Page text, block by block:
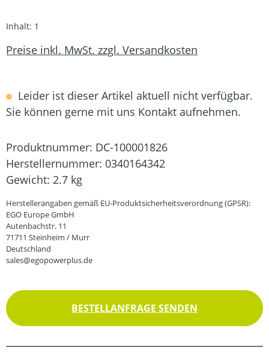
Inhalt: 1
Preise inkl. MwSt. zzgl. Versandkosten
Leider ist dieser Artikel aktuell nicht verfügbar.
Sie können gerne mit uns Kontakt aufnehmen.
Produktnummer: DC-100001826
Herstellernummer: 0340164342
Gewicht: 2.7 kg
Herstellerangaben gemäß EU-Produktsicherheitsverordnung (GPSR):
EGO Europe GmbH
Autenbachstr. 11
71711 Steinheim / Murr
Deutschland
sales@egopowerplus.de
BESTELLANFRAGE SENDEN